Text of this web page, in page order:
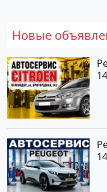
Новые